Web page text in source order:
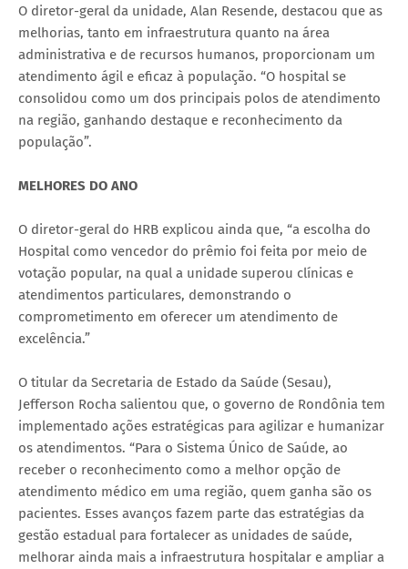
O diretor-geral da unidade, Alan Resende, destacou que as
melhorias, tanto em infraestrutura quanto na área
administrativa e de recursos humanos, proporcionam um
atendimento ágil e eficaz à população. “O hospital se
consolidou como um dos principais polos de atendimento
na região, ganhando destaque e reconhecimento da
população”.
MELHORES DO ANO
O diretor-geral do HRB explicou ainda que, “a escolha do
Hospital como vencedor do prêmio foi feita por meio de
votação popular, na qual a unidade superou clínicas e
atendimentos particulares, demonstrando o
comprometimento em oferecer um atendimento de
excelência.”
O titular da Secretaria de Estado da Saúde (Sesau),
Jefferson Rocha salientou que, o governo de Rondônia tem
implementado ações estratégicas para agilizar e humanizar
os atendimentos. “Para o Sistema Único de Saúde, ao
receber o reconhecimento como a melhor opção de
atendimento médico em uma região, quem ganha são os
pacientes. Esses avanços fazem parte das estratégias da
gestão estadual para fortalecer as unidades de saúde,
melhorar ainda mais a infraestrutura hospitalar e ampliar a